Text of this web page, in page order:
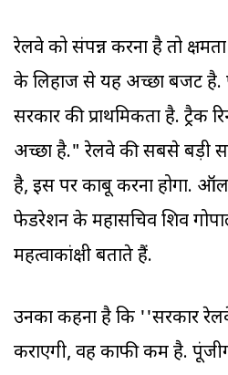
रेलवे को संपन्न करना है तो
के लिहाज से यह अच्छा बजट है.
सरकार की प्राथमिकता है. ट्रैक
अच्छा है." रेलवे की सबसे बड़ी
है, इस पर काबू करना होगा.
फेडरेशन के महासचिव शिव
महत्वाकांक्षी बताते हैं.
उनका कहना है कि ''सरकार
कराएगी, वह काफी कम है.